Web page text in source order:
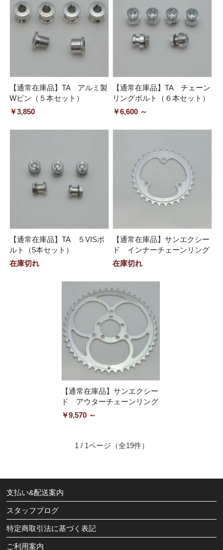
【通常在庫品】TA アルミ製
Wピン（５本セット）
￥3,850
【通常在庫品】TA チェーン
リングボルト（６本セット）
￥6,600 ～
【通常在庫品】TA ５VISボ
ルト（5本セット）
在庫切れ
【通常在庫品】サンエクシー
ド インナーチェーンリング
在庫切れ
【通常在庫品】サンエクシー
ド アウターチェーンリング
￥9,570 ～
1 / 1ページ （全19件）
支払い&配送案内
スタッフブログ
特定商取引法に基づく表記
ご利用案内